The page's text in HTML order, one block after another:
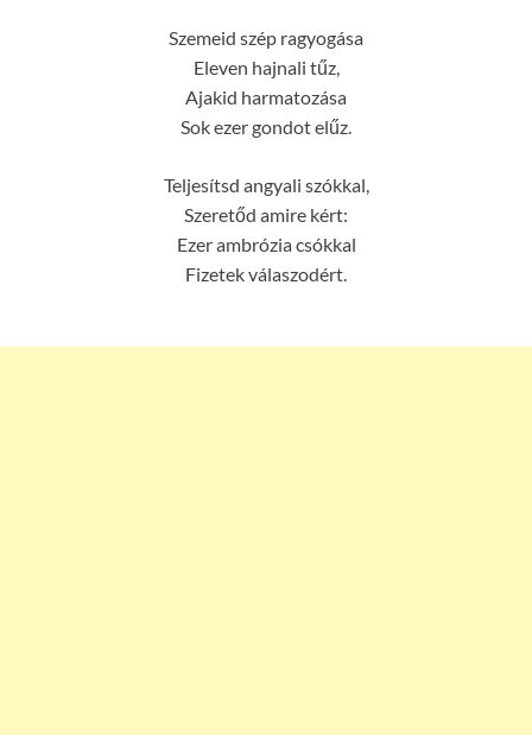
Szemeid szép ragyogása
Eleven hajnali tűz,
Ajakid harmatozása
Sok ezer gondot elűz.
Teljesítsd angyali szókkal,
Szeretőd amire kért:
Ezer ambrózia csókkal
Fizetek válaszodért.